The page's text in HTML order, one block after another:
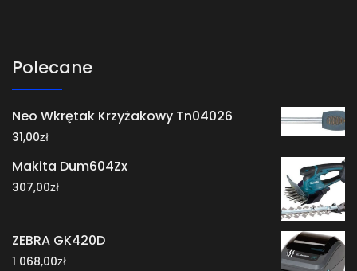
Polecane
Neo Wkrętak Krzyżakowy Tn04026
31,00zł
Makita Dum604Zx
307,00zł
ZEBRA GK420D
1 068,00zł